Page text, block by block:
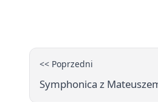
<< Poprzedni
Symphonica z